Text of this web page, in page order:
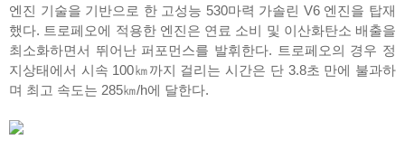
엔진 기술을 기반으로 한 고성능 530마력 가솔린 V6 엔진을 탑재
했다. 트로페오에 적용한 엔진은 연료 소비 및 이산화탄소 배출을
최소화하면서 뛰어난 퍼포먼스를 발휘한다. 트로페오의 경우 정
지상태에서 시속 100㎞까지 걸리는 시간은 단 3.8초 만에 불과하
며 최고 속도는 285㎞/h에 달한다.